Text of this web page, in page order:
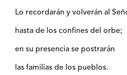
Lo recordarán y volverán al
hasta de los confines del orbe;
en su presencia se postrarán
las familias de los pueblos.